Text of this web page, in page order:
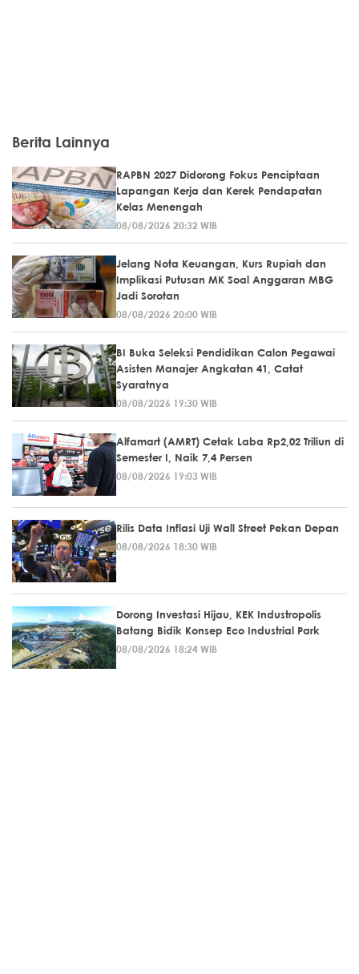
Berita Lainnya
RAPBN 2027 Didorong Fokus Penciptaan
Lapangan Kerja dan Kerek Pendapatan
Kelas Menengah
08/08/2026 20:32 WIB
Jelang Nota Keuangan, Kurs Rupiah dan
Implikasi Putusan MK Soal Anggaran MBG
Jadi Sorotan
08/08/2026 20:00 WIB
BI Buka Seleksi Pendidikan Calon Pegawai
Asisten Manajer Angkatan 41, Catat
Syaratnya
08/08/2026 19:30 WIB
Alfamart (AMRT) Cetak Laba Rp2,02 Triliun di
Semester I, Naik 7,4 Persen
08/08/2026 19:03 WIB
Rilis Data Inflasi Uji Wall Street Pekan Depan
08/08/2026 18:30 WIB
Dorong Investasi Hijau, KEK Industropolis
Batang Bidik Konsep Eco Industrial Park
08/08/2026 18:24 WIB